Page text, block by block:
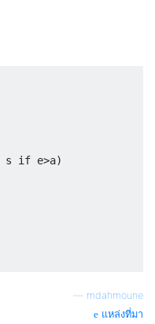
s if e>a)
mdahmoune
แหล่งที่มา